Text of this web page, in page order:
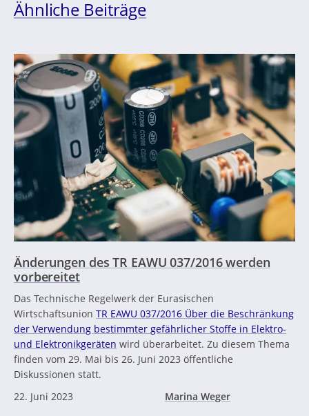
Ähnliche Beiträge
Änderungen des TR EAWU 037/2016 werden
vorbereitet
Das Technische Regelwerk der Eurasischen
Wirtschaftsunion TR EAWU 037/2016 Über die Beschränkung
der Verwendung bestimmter gefährlicher Stoffe in Elektro-
und Elektronikgeräten wird überarbeitet. Zu diesem Thema
finden vom 29. Mai bis 26. Juni 2023 öffentliche
Diskussionen statt.
22. Juni 2023
Marina Weger